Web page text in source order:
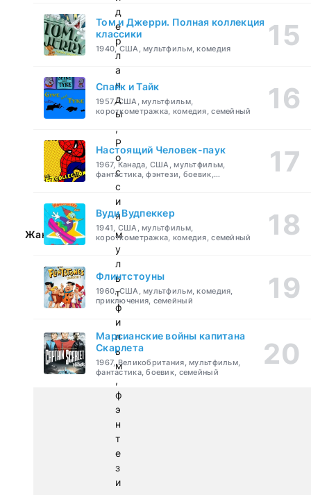
д
е
р
л
а
н
д
ы
,
Р
о
с
с
и
я
Жанр:
м
у
л
ь
т
ф
и
л
ь
м
,
ф
э
н
т
е
з
и
Том и Джерри. Полная коллекция
классики
1940, США, мультфильм, комедия
Спайк и Тайк
1957, США, мультфильм,
короткометражка, комедия, семейный
Настоящий Человек-паук
1967, Канада, США, мультфильм,
фантастика, фэнтези, боевик,
приключения, семейный
Вуди Вудпеккер
1941, США, мультфильм,
короткометражка, комедия, семейный
Флинтстоуны
1960, США, мультфильм, комедия,
приключения, семейный
Марсианские войны капитана
Скарлета
1967, Великобритания, мультфильм,
фантастика, боевик, семейный